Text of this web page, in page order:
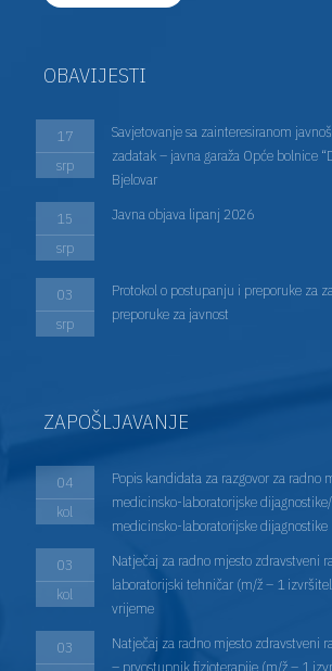
OBAVIJESTI
17
srp
Savjetovanje sa zainteresiranom
zadatak – javna garaža Opće bolnice
Bjelovar
15
srp
Javna objava lipanj 2026
03
srp
Protokol o postupanju i preporuke za
preporuke za javnost
ZAPOŠLJAVANJE
04
kol
Popis kandidata za razgovor za radno
medicinsko-laboratorijske
medicinsko-laboratorijske dijagnostike
03
kol
Natječaj za radno mjesto zdravstveni
laboratorijski tehničar (m/ž – 1
vrijeme
03
Natječaj za radno mjesto zdravstveni
– prvostupnik fizioterapije (m/ž – 1